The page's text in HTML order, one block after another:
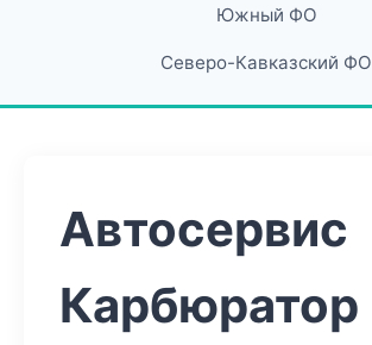
Южный ФО
Северо-Кавказский ФО
Автосервис
Карбюратор